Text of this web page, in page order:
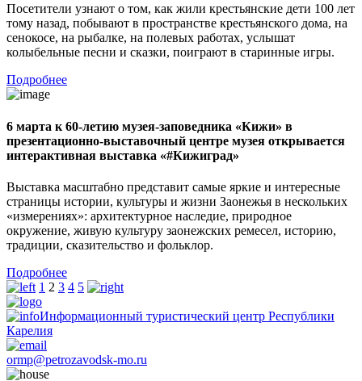
Посетители узнают о том, как жили крестьянские дети 100 лет
тому назад, побывают в пространстве крестьянского дома, на
сенокосе, на рыбалке, на полевых работах, услышат
колыбельные песни и сказки, поиграют в старинные игры.
Подробнее
6 марта к 60-летию музея-заповедника «Кижи» в
презентационно-выставочный центре музея открывается
интерактивная выставка «#Кижиград»
Выставка масштабно представит самые яркие и интересные
страницы истории, культуры и жизни Заонежья в нескольких
«измерениях»: архитектурное наследие, природное
окружение, живую культуру заонежских ремесел, историю,
традиции, сказительство и фольклор.
Подробнее
1 2 3 4 5
Информационный туристический центр Республики
Карелия
ormp@petrozavodsk-mo.ru